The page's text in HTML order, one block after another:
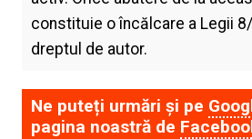
constituie o încălcare a Legii
dreptul de autor.
Ne puteți urmări și pe
pagina noastră de